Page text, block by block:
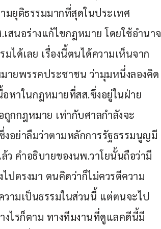
มยุติธรรมมากที่สุดในประเทศ
สนอร่างแก้ไขกฎหมาย โดยใช้อำนาจ
ได้เลย เรื่องนี้ตนได้ความเห็นจาก
ายพรรคประชาชน ว่ามุมหนึ่งลองคิด
อหาในกฎหมายที่สส.ซึ่งอยู่ในฝ่าย
กกฎหมาย เท่ากับศาลกำลังจะ
อย่าลืมว่าตามหลักการรัฐธรรมนูญมี
คำอธิบายของนพ.วาโยนั้นถือว่ามี
ปตรงมา ตนคิดว่าก็ไม่ควรตีความ
ามเป็นธรรมในส่วนนี้ แต่ตนจะไป
งไรก็ตาม ทางทีมงานที่ดูแลคดีนี้มี